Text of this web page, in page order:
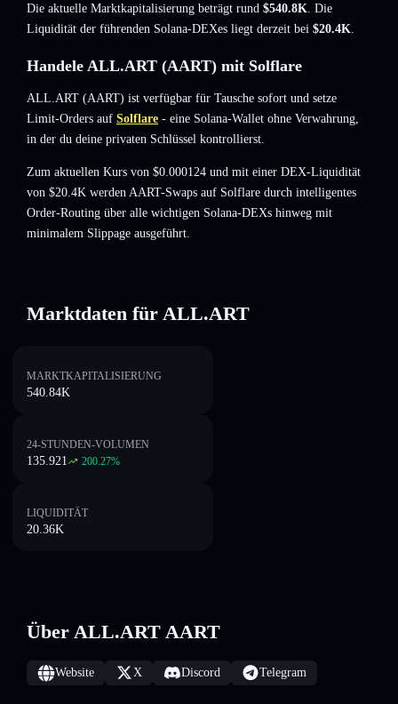
Die aktuelle Marktkapitalisierung beträgt rund $540.8K. Die
Liquidität der führenden Solana-DEXes liegt derzeit bei $20.4K.
Handele ALL.ART (AART) mit Solflare
ALL.ART (AART) ist verfügbar für Tausche sofort und setze
Limit-Orders auf Solflare - eine Solana-Wallet ohne Verwahrung,
in der du deine privaten Schlüssel kontrollierst.
Zum aktuellen Kurs von $0.000124 und mit einer DEX-Liquidität
von $20.4K werden AART-Swaps auf Solflare durch intelligentes
Order-Routing über alle wichtigen Solana-DEXs hinweg mit
minimalem Slippage ausgeführt.
Marktdaten für ALL.ART
MARKTKAPITALISIERUNG
540.84K
24-STUNDEN-VOLUMEN
135.921 200.27%
LIQUIDITÄT
20.36K
Über ALL.ART AART
Website X Discord Telegram